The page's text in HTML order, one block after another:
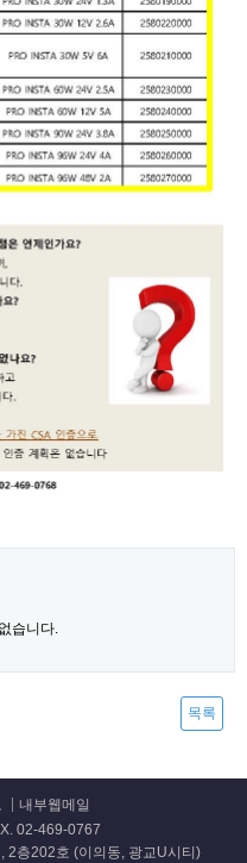
습니다.
목록
내부웹메일
02-469-0767
2층202호 (이의동, 광교U시티)